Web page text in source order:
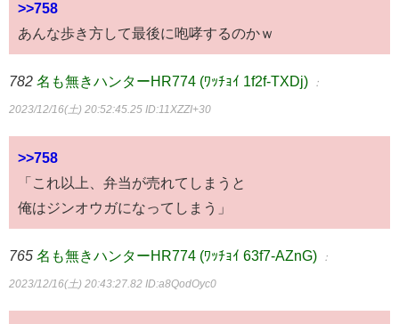
>>758
あんな歩き方して最後に咆哮するのかｗ
782 名も無きハンターHR774 (ﾜｯﾁｮｲ 1f2f-TXDj) ：
2023/12/16(土) 20:52:45.25 ID:11XZZI+30
>>758
「これ以上、弁当が売れてしまうと
俺はジンオウガになってしまう」
765 名も無きハンターHR774 (ﾜｯﾁｮｲ 63f7-AZnG) ：
2023/12/16(土) 20:43:27.82 ID:a8QodOyc0